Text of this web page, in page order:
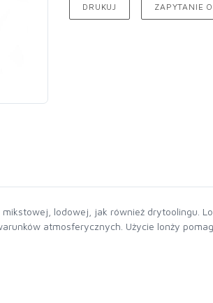
DRUKUJ ZAPYTANIE
lodowej, jak również drytoolingu.
atmosferycznych. Użycie lonży